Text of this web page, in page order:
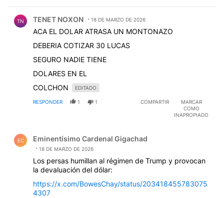
TN TENET NOXON 18 DE MARZO DE 2026
ACA EL DOLAR ATRASA UN MONTONAZO
DEBERIA COTIZAR 30 LUCAS
SEGURO NADIE TIENE
DOLARES EN EL
COLCHON
EDITADO
RESPONDER 1 1 COMPARTIR
MARCAR
COMO
INAPROPIADO
EC Eminentísimo Cardenal Gigachad
18 DE MARZO DE 2026
Los persas humillan al régimen de Trump y provocan
la devaluación del dólar:
https://x.com/BowesChay/status/203418455783075
4307